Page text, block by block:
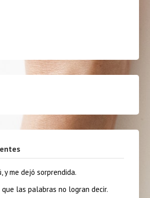
y me dejó sorprendida.
las palabras no logran decir.